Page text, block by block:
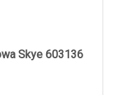
Skye 603136